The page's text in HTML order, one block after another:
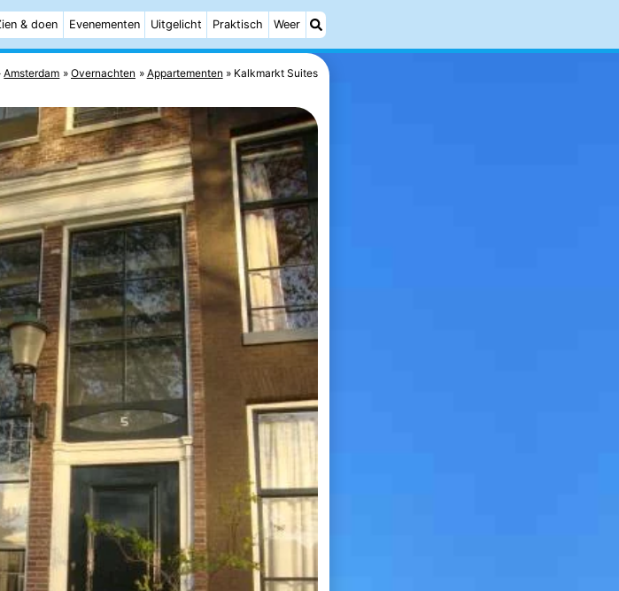
& doen Evenementen Uitgelicht Praktisch Weer
Amsterdam Overnachten Appartementen Kalkmarkt Suites